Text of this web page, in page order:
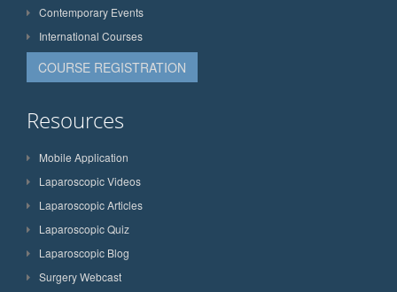
Contemporary Events
International Courses
COURSE REGISTRATION
Resources
Mobile Application
Laparoscopic Videos
Laparoscopic Articles
Laparoscopic Quiz
Laparoscopic Blog
Surgery Webcast